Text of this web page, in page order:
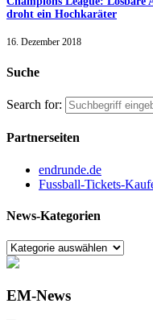
droht ein Hochkaräter
16. Dezember 2018
Suche
Search for:
Partnerseiten
endrunde.de
Fussball-Tickets-
News-Kategorien
EM-News